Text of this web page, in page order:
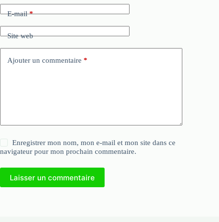
E-mail*
Site web
Ajouter un commentaire *
Enregistrer mon nom, mon e-mail et mon site dans ce
navigateur pour mon prochain commentaire.
Laisser un commentaire